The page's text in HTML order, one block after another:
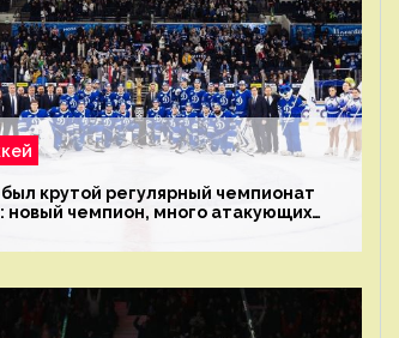
крутой регулярный чемпионат
новый чемпион, много атакующих